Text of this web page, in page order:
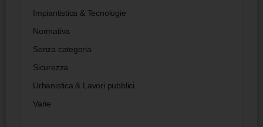
Impiantistica & Tecnologie
Normativa
Senza categoria
Sicurezza
Urbanistica & Lavori pubblici
Varie